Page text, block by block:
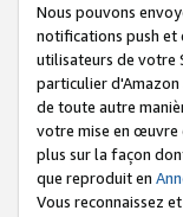
Nous pouvons
notifications push et
utilisateurs de votre
particulier d'Amazon
de toute autre
votre mise en œuvre
plus sur la façon
que reproduit en
Vous reconnaissez